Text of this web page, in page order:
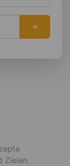
Zielen.